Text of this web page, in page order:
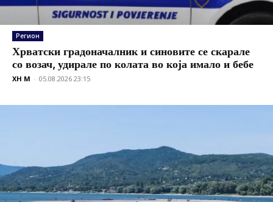
Регион
Хрватски градоначалник и синовите се скарале
со возач, удирале по колата во која имало и бебе
XH M - 05.08.2026 23:15